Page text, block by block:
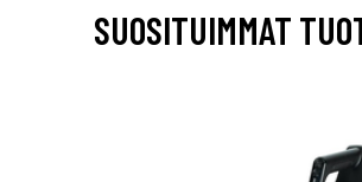
SUOSITUIMMAT